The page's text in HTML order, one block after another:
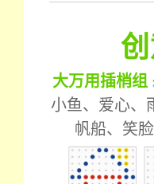
大万用插梢组
小鱼、爱心、
帆船、笑